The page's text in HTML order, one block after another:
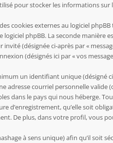
pour stocker les informations
cookies externes au logiciel
logiciel phpBB. La seconde
(désignée ci-après par «
(désignés ici par « vos
un identifiant unique (désigné
adresse courriel personnelle
dans le pays qui nous héberge.
d’enregistrement, qu’elle soit
De plus, dans votre profil, vous
à sens unique) afin qu’il soit